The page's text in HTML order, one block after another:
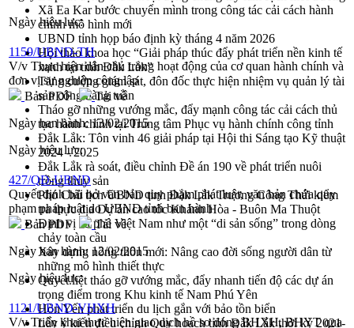
Xã Ea Kar bước chuyển mình trong công tác cải cách hành
chính mô hình mới
UBND tỉnh họp báo định kỳ tháng 4 năm 2026
Hội thảo khoa học “Giải pháp thúc đẩy phát triển nền kinh tế
xanh tại tỉnh Đắk Lắk”
Tăng cường giám sát, đôn đốc thực hiện nhiệm vụ quản lý tài
sản công hàng tuần
Tháo gỡ những vướng mắc, đẩy mạnh công tác cải cách thủ
tục hành chính tại Trung tâm Phục vụ hành chính công tỉnh
Đắk Lắk: Tôn vinh 46 giải pháp tại Hội thi Sáng tạo Kỹ thuật
2024 - 2025
Đắk Lắk rà soát, điều chỉnh Đề án 190 về phát triển nuôi
trồng thủy sản
Phó Chủ tịch UBND tỉnh Đắk Lắk Trương Công Thái kiểm
tra thực địa Dự án cao tốc Khánh Hòa - Buôn Ma Thuột
Định vị cà phê Việt Nam như một “di sản sống” trong dòng
chảy toàn cầu
Xây dựng nông thôn mới: Nâng cao đời sống người dân từ
những mô hình thiết thực
Quyết liệt tháo gỡ vướng mắc, đẩy nhanh tiến độ các dự án
trọng điểm trong Khu kinh tế Nam Phú Yên
Hòn Yến phát triển du lịch gắn với bảo tồn biển
Lấy ý kiến điều chỉnh Quy hoạch tỉnh Đắk Lắk thời kỳ 2021-
Ngày hiệu lực:
1159/UBND-TH
V/v Thực hiện dân chủ trong hoạt động của cơ quan hành chính và
đơn vị sự nghiệp công lập
Bản PDF
Tải về
Ngày ban hành:13/02/2015
Ngày hiệu lực:
427/QĐ-UBND
Quyết định bãi bỏ văn bản quy phạm phát luật, văn bản chứa quy
phạm pháp luật do UBND tỉnh ban hành
Bản PDF
Tải về
Ngày ban hành: 12/02/2015
Ngày hiệu lực:
1121/UBND-VHXH
V/v Triển khai thực hiện giao dịch hồ sơ đóng BHXH, BHYT qua